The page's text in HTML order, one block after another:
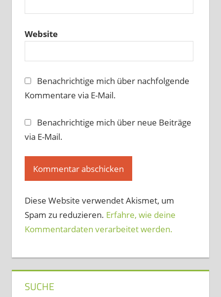
Website
Benachrichtige mich über nachfolgende
Kommentare via E-Mail.
Benachrichtige mich über neue Beiträge
via E-Mail.
Diese Website verwendet Akismet, um
Spam zu reduzieren. Erfahre, wie deine
Kommentardaten verarbeitet werden.
SUCHE